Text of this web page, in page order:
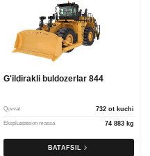
G'ildirakli buldozerlar 844
Quvvat 732 ot kuchi
Ekspluatatsion massa 74 883 kg
BATAFSIL